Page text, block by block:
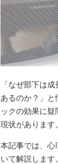
「なぜ部下は
あるのか？」
ックの効果に
現状があります
本記事では、心
いて解説します